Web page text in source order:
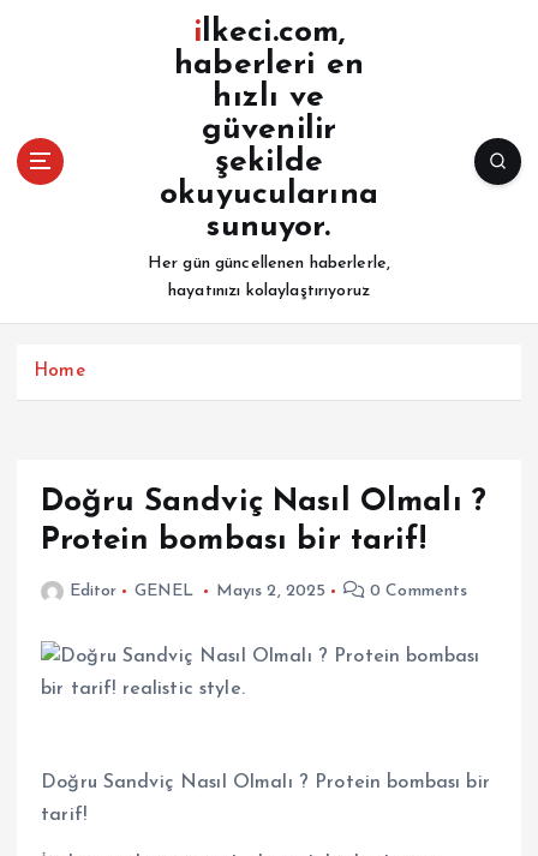
ilkeci.com,
haberleri en
hızlı ve
güvenilir
şekilde
okuyucularına
sunuyor.
Her gün güncellenen haberlerle,
hayatınızı kolaylaştırıyoruz
Home
Doğru Sandviç Nasıl Olmalı ?
Protein bombası bir tarif!
Editor GENEL Mayıs 2, 2025 0 Comments
Doğru Sandviç Nasıl Olmalı ? Protein bombası bir
tarif!